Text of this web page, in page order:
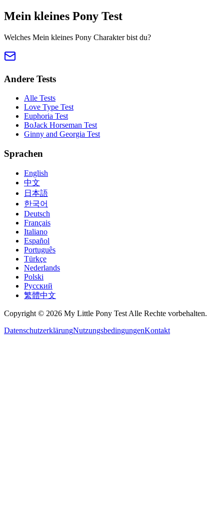
Mein kleines Pony Test
Welches Mein kleines Pony Charakter bist du?
Andere Tests
Alle Tests
Love Type Test
Euphoria Test
BoJack Horseman Test
Ginny and Georgia Test
Sprachen
English
中文
日本語
한국어
Deutsch
Français
Italiano
Español
Português
Türkçe
Nederlands
Polski
Русский
繁體中文
Copyright © 2026 My Little Pony Test Alle Rechte vorbehalten.
DatenschutzerklärungNutzungsbedingungenKontakt